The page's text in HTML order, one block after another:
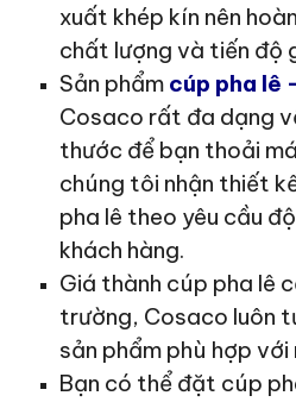
xuất khép kín nên
chất lượng và tiến độ
Sản phẩm cúp pha lê
Cosaco rất đa dạng
thước để bạn thoải
chúng tôi nhận thiết
pha lê theo yêu cầu
khách hàng.
Giá thành cúp pha lê
trường, Cosaco luôn
sản phẩm phù hợp
Bạn có thể đặt cúp